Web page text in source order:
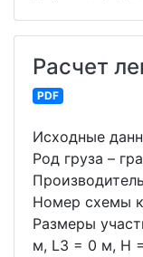
Расчет
PDF
Исходные
Род груза –
Номер схемы
Размеры
м, L3 = 0 м, H